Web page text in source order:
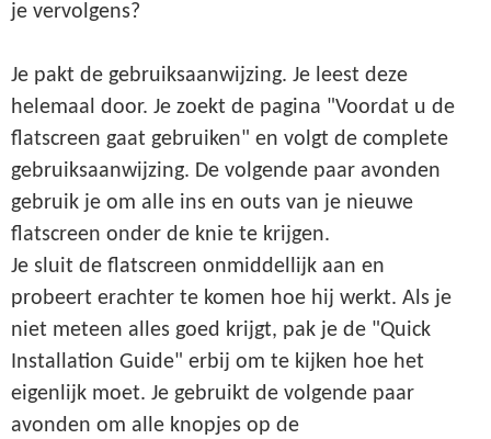
je vervolgens?
Je pakt de gebruiksaanwijzing. Je leest deze
helemaal door. Je zoekt de pagina "Voordat u de
flatscreen gaat gebruiken" en volgt de complete
gebruiksaanwijzing. De volgende paar avonden
gebruik je om alle ins en outs van je nieuwe
flatscreen onder de knie te krijgen.
Je sluit de flatscreen onmiddellijk aan en
probeert erachter te komen hoe hij werkt. Als je
niet meteen alles goed krijgt, pak je de "Quick
Installation Guide" erbij om te kijken hoe het
eigenlijk moet. Je gebruikt de volgende paar
avonden om alle knopjes op de